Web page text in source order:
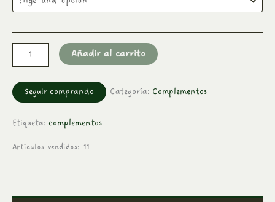
Añadir al carrito
Seguir comprando Categoría: Complementos
Etiqueta: complementos
Artículos vendidos: 11